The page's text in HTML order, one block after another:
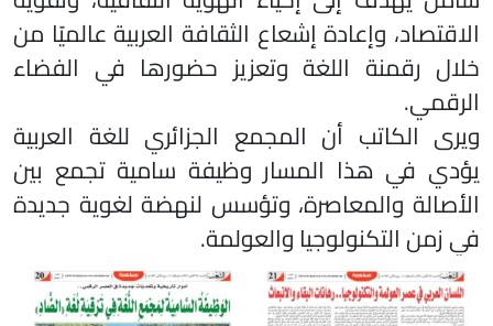
الاقتصاد، وإعادة إشعاع الثقافة العربية عالميًا من
خلال رقمنة اللغة وتعزيز حضورها في الفضاء
الرقمي.
ويرى الكاتب أن المجمع الجزائري للغة العربية
يؤدي في هذا المسار وظيفة سامية تجمع بين
الأصالة والمعاصرة، وتؤسس لنهضة لغوية جديدة
في زمن التكنولوجيا والعولمة.